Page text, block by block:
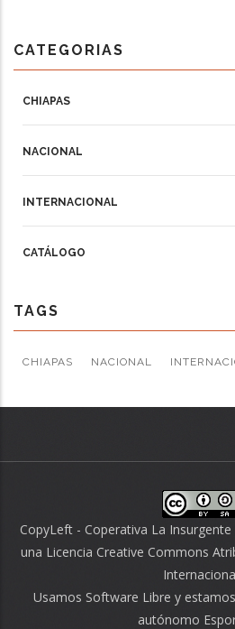
CATEGORIAS
CHIAPAS
NACIONAL
INTERNACIONAL
CATÁLOGO
TAGS
CHIAPAS NACIONAL
CopyLeft - Coperativa La
una Licencia Creative Commons
Usamos Software Libre y
autónomo